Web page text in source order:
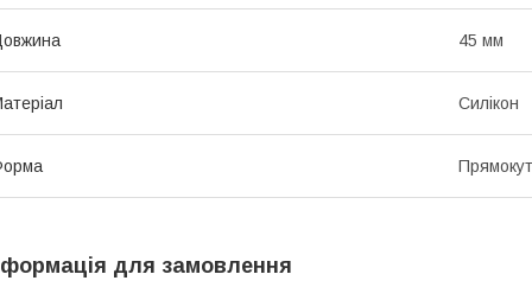
45 мм
Силікон
для замовлення